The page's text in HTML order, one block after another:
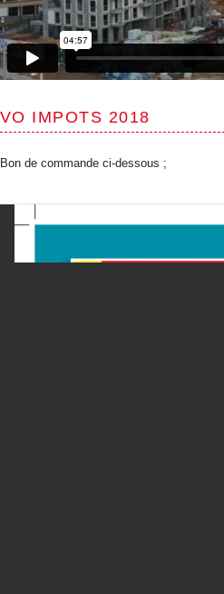
VO IMPOTS 2018
Bon de commande ci-dessous ;